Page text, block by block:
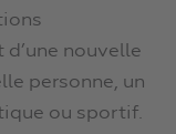
nouvelle
personne, un
ou sportif.